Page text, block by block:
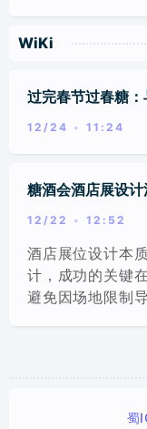
WiKi
过完春节过春糖
12/24 11:24
糖酒会酒店展设
12/22 12:52
酒店展位设计本
计，成功的关键
避免因场地限制
蜀